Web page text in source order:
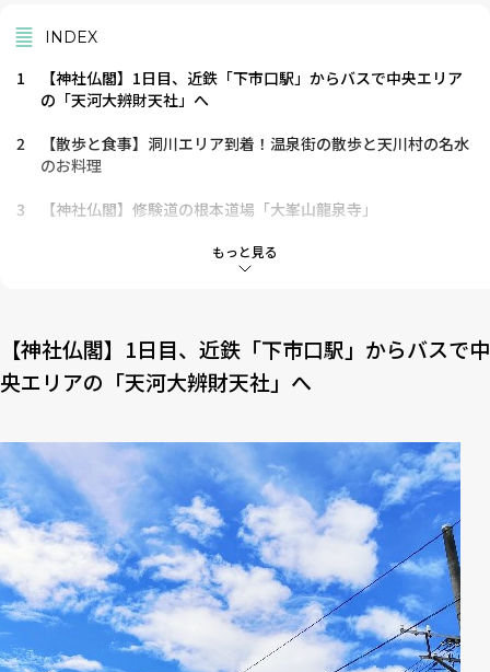
もっと見る
INDEX
1
【神社仏閣】1日目、近鉄「下市口駅」からバスで中央エリア
の「天河大辨財天社」へ
2
【散歩と食事】洞川エリア到着！温泉街の散歩と天川村の名水
のお料理
3
【神社仏閣】修験道の根本道場「大峯山龍泉寺」
【アクティビティ】面不動鍾乳洞〜洞川自然研究路〜かりがね
6
【宿泊・土産】温泉と朝食を満喫「花あかりの宿 柳屋」
8
1泊2日では回りきれないほど見どころ満載！
【神社仏閣】1日目、近鉄「下市口駅」からバスで中
央エリアの「天河大辨財天社」へ